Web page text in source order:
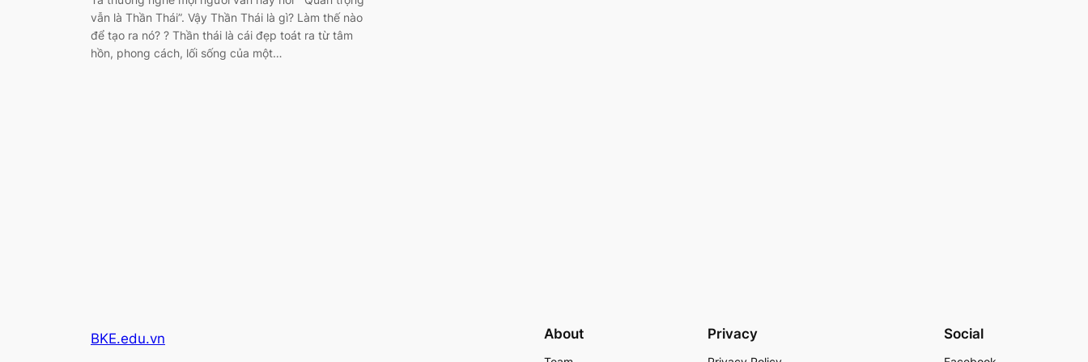
vẫn là Thần Thái”. Vậy Thần Thái là gì? Làm thế nào
để tạo ra nó? ? Thần thái là cái đẹp toát ra từ tâm
hồn, phong cách, lối sống của một…
BKE.edu.vn About Privacy Social